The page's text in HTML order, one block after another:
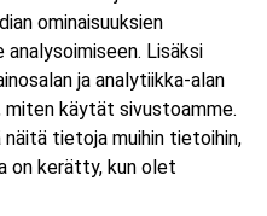
ominaisuuksien
analysoimiseen. Lisäksi
ja analytiikka-alan
käytät sivustoamme.
tietoja muihin tietoihin,
on kerätty, kun olet